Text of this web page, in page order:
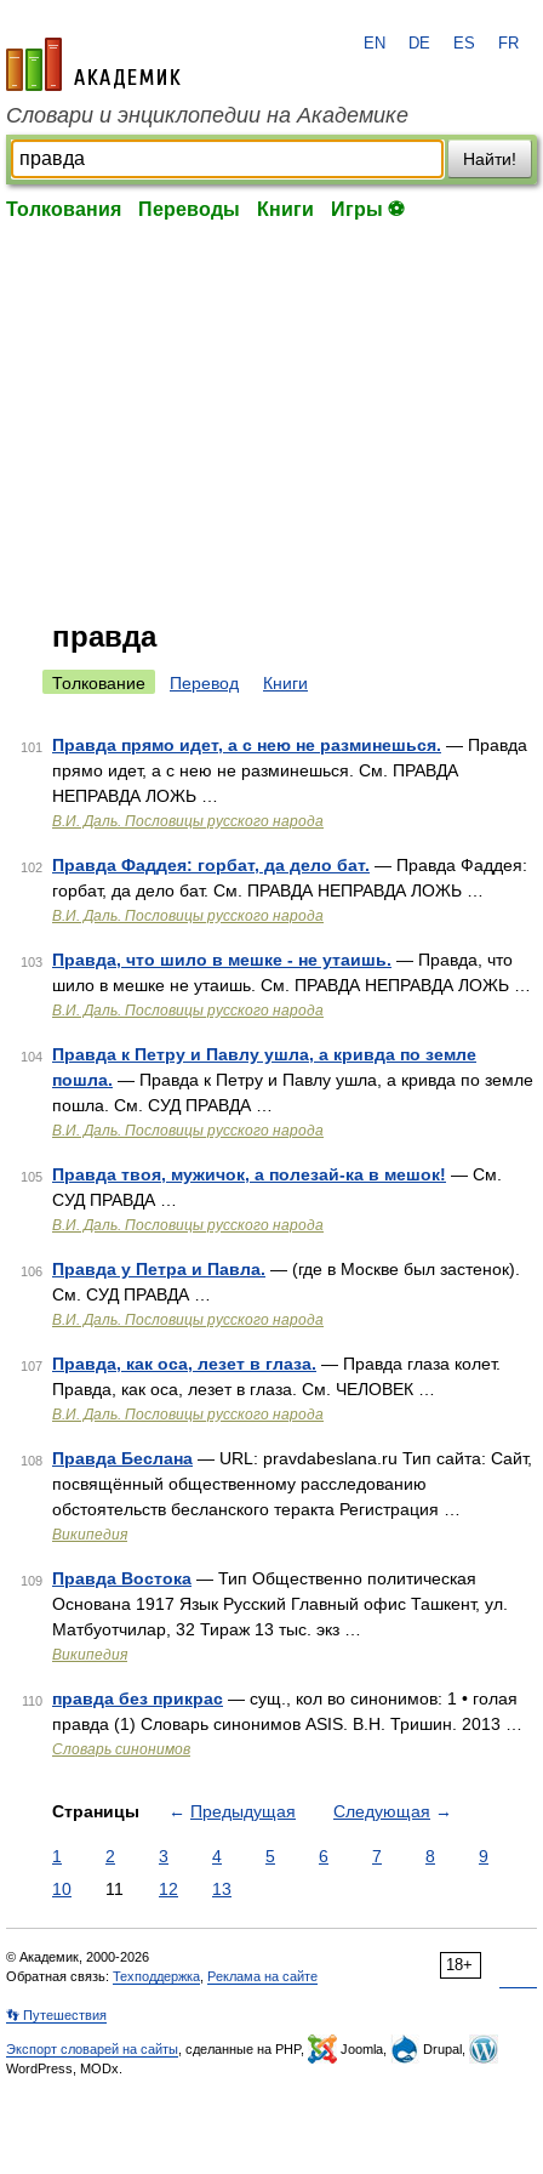
academic.ru
EN DE ES FR
Словари и энциклопедии на Академике
Найти!
Толкования Переводы Книги Игры ⚽
правда
Толкование Перевод Книги
101 Правда прямо идет, а с нею не разминешься. — Правда
прямо идет, а с нею не разминешься. См. ПРАВДА
НЕПРАВДА ЛОЖЬ …
В.И. Даль. Пословицы русского народа
102 Правда Фаддея: горбат, да дело бат. — Правда Фаддея:
горбат, да дело бат. См. ПРАВДА НЕПРАВДА ЛОЖЬ …
В.И. Даль. Пословицы русского народа
103 Правда, что шило в мешке - не утаишь. — Правда, что
шило в мешке не утаишь. См. ПРАВДА НЕПРАВДА ЛОЖЬ …
В.И. Даль. Пословицы русского народа
104
Правда к Петру и Павлу ушла, а кривда по земле
пошла. — Правда к Петру и Павлу ушла, а кривда по земле
пошла. См. СУД ПРАВДА …
В.И. Даль. Пословицы русского народа
105 Правда твоя, мужичок, а полезай-ка в мешок! — См.
СУД ПРАВДА …
В.И. Даль. Пословицы русского народа
106 Правда у Петра и Павла. — (где в Москве был застенок).
См. СУД ПРАВДА …
В.И. Даль. Пословицы русского народа
107 Правда, как оса, лезет в глаза. — Правда глаза колет.
Правда, как оса, лезет в глаза. См. ЧЕЛОВЕК …
В.И. Даль. Пословицы русского народа
108 Правда Беслана — URL: pravdabeslana.ru Тип сайта: Сайт,
посвящённый общественному расследованию
обстоятельств бесланского теракта Регистрация …
Википедия
109 Правда Востока — Тип Общественно политическая
Основана 1917 Язык Русский Главный офис Ташкент, ул.
Матбуотчилар, 32 Тираж 13 тыс. экз …
Википедия
110 правда без прикрас — сущ., кол во синонимов: 1 • голая
правда (1) Словарь синонимов ASIS. В.Н. Тришин. 2013 …
Словарь синонимов
Страницы ← Предыдущая Следующая →
1 2 3 4 5 6 7 8
9
10
11 12 13
18+
© Академик, 2000-2026
Обратная связь: Техподдержка Реклама на сайте
👣 Путешествия
Экспорт словарей на сайты , сделанные на PHP, Joomla,
Drupal,
WordPress, MODx.